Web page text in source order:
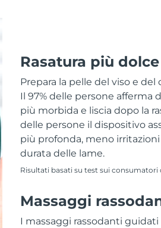
Rasatura più dolce
Prepara la pelle del viso e del
Il 97% delle persone afferma
più morbida e liscia dopo la
delle persone il dispositivo
più profonda, meno
durata delle lame.
Risultati basati su test sui
Massaggi
I massaggi rassodanti guidati